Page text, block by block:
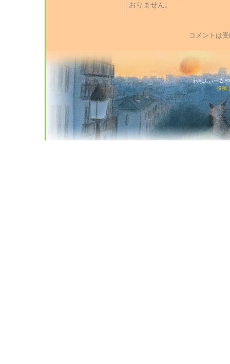
おりません。
コメントは
わちふぃーる
投稿